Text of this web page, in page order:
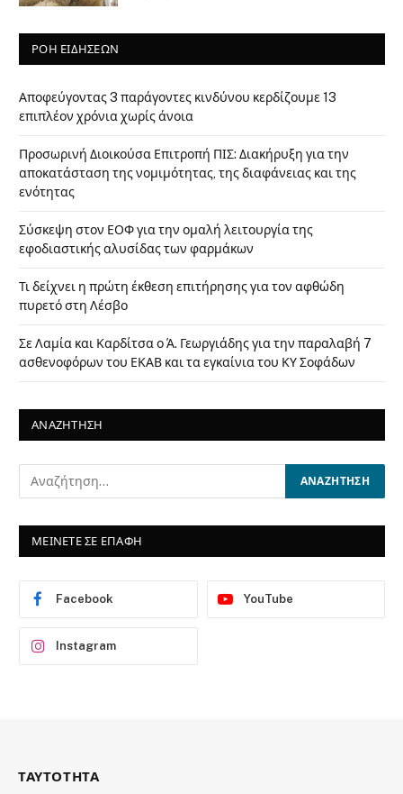
ΡΟΗ ΕΙΔΗΣΕΩΝ
Αποφεύγοντας 3 παράγοντες κινδύνου κερδίζουμε 13
επιπλέον χρόνια χωρίς άνοια
Προσωρινή Διοικούσα Επιτροπή ΠΙΣ: Διακήρυξη για την
αποκατάσταση της νομιμότητας, της διαφάνειας και της
ενότητας
Σύσκεψη στον ΕΟΦ για την ομαλή λειτουργία της
εφοδιαστικής αλυσίδας των φαρμάκων
Τι δείχνει η πρώτη έκθεση επιτήρησης για τον αφθώδη
πυρετό στη Λέσβο
Σε Λαμία και Καρδίτσα ο Ά. Γεωργιάδης για την παραλαβή 7
ασθενοφόρων του ΕΚΑΒ και τα εγκαίνια του ΚΥ Σοφάδων
ΑΝΑΖΗΤΗΣΗ
ΜΕΙΝΕΤΕ ΣΕ ΕΠΑΦΗ
Facebook YouTube
Instagram
ΤΑΥΤΟΤΗΤΑ